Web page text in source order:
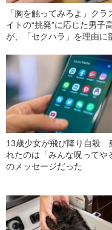
「胸を触ってみろよ」クラ
イトの“挑発”に応じた男子
が、「セクハラ」を理由に
13歳少女が飛び降り自殺
れたのは「みんな呪ってや
のメッセージだった